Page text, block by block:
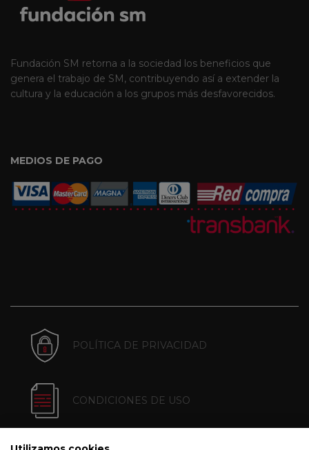
Fundación SM retorna a la sociedad los beneficios que
genera el trabajo de SM, contribuyendo así a extender la
cultura y la educación a los grupos más desfavorecidos.
MEDIOS DE PAGO
POLÍTICA DE PRIVACIDAD
CONDICIONES DE USO